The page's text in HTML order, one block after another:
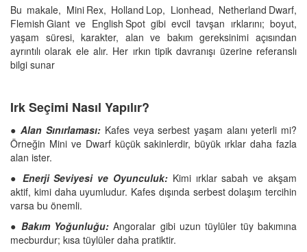
Bu makale, Mini Rex, Holland Lop, Lionhead, Netherland Dwarf,
Flemish Giant ve English Spot gibi evcil tavşan ırklarını; boyut,
yaşam süresi, karakter, alan ve bakım gereksinimi açısından
ayrıntılı olarak ele alır. Her ırkın tipik davranışı üzerine referanslı
bilgi sunar
Irk Seçimi Nasıl Yapılır?
● Alan Sınırlaması: Kafes veya serbest yaşam alanı yeterli mi?
Örneğin Mini ve Dwarf küçük sakinlerdir, büyük ırklar daha fazla
alan ister.
● Enerji Seviyesi ve Oyunculuk: Kimi ırklar sabah ve akşam
aktif, kimi daha uyumludur. Kafes dışında serbest dolaşım tercihin
varsa bu önemli.
●Bakım Yoğunluğu: Angoralar gibi uzun tüylüler tüy bakımına
mecburdur; kısa tüylüler daha pratiktir.